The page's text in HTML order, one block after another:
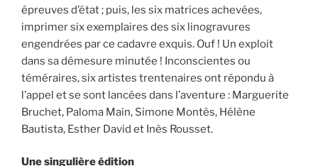
épreuves d’état ; puis, les six matrices achevées,
imprimer six exemplaires des six linogravures
engendrées par ce cadavre exquis. Ouf ! Un exploit
dans sa démesure minutée ! Inconscientes ou
téméraires, six artistes trentenaires ont répondu à
l’appel et se sont lancées dans l’aventure : Marguerite
Bruchet, Paloma Main, Simone Montès, Hélène
Bautista, Esther David et Inès Rousset.
Une singulière édition